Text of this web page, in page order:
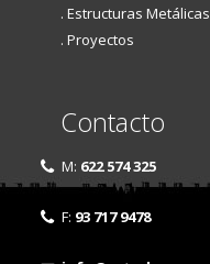
. Estructuras Metálicas
. Proyectos
Contacto
M: 622 574 325
F: 93 717 9478